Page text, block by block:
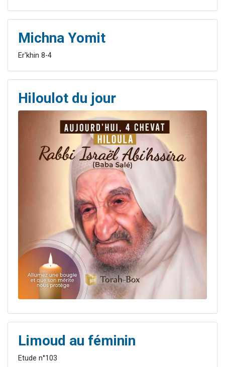
Michna Yomit
Er'khin 8-4
Hiloulot du jour
Limoud au féminin
Etude n°103